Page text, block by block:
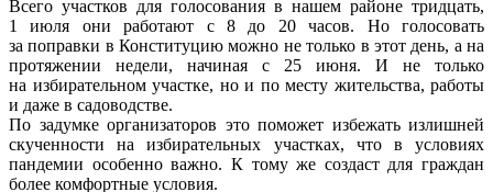
Всего участков для голосования в нашем районе тридцать,
1 июля они работают с 8 до 20 часов. Но голосовать
за поправки в Конституцию можно не только в этот день, а на
протяжении недели, начиная с 25 июня. И не только
на избирательном участке, но и по месту жительства, работы
и даже в садоводстве.
По задумке организаторов это поможет избежать излишней
скученности на избирательных участках, что в условиях
пандемии особенно важно. К тому же создаст для граждан
более комфортные условия.